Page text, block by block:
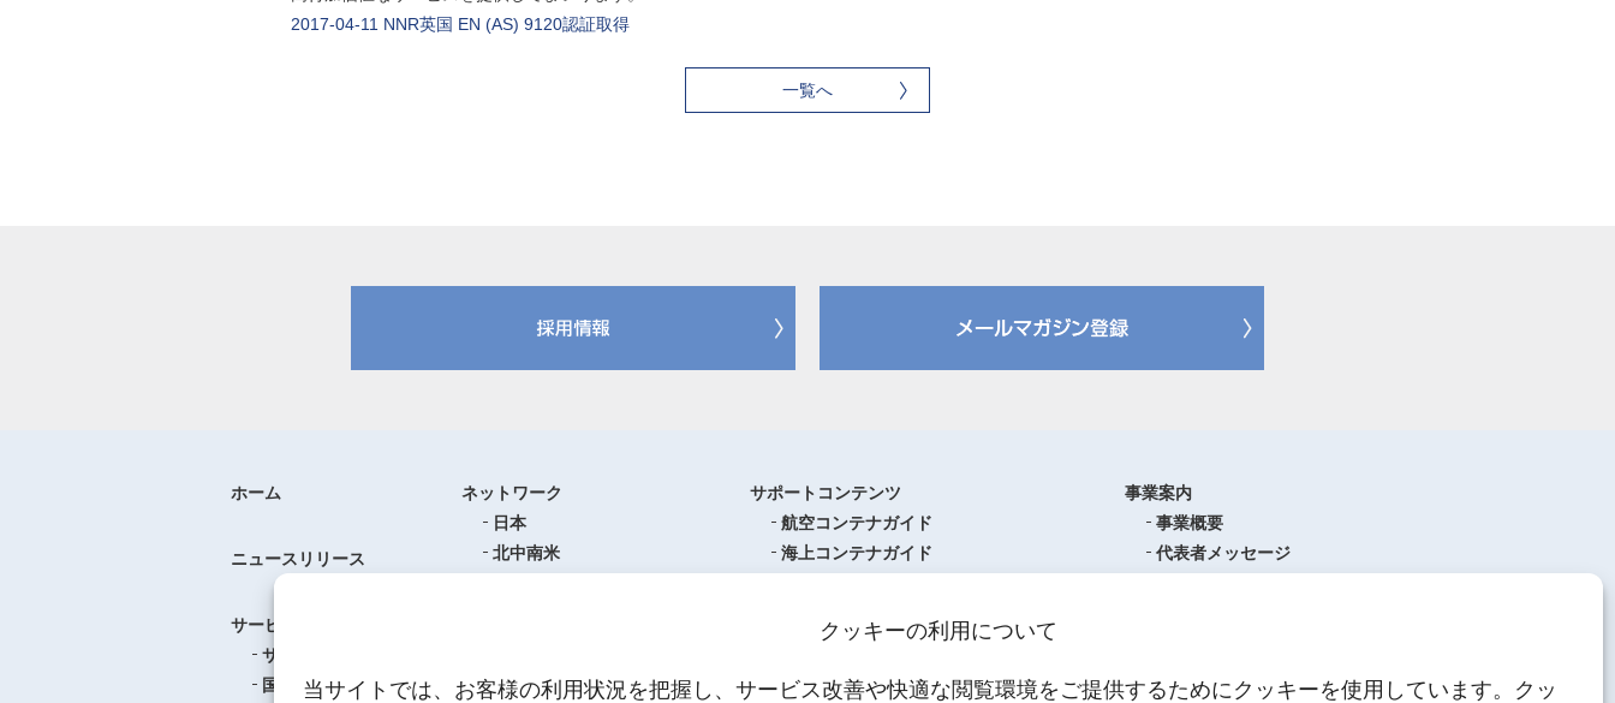
クッキーの利用について
当サイトでは、お客様の利用状況を把握し、サービス改善や快適な閲覧環境をご提供するためにクッキーを使用しています。クッ
2017-04-11 NNR英国 EN (AS) 9120認証取得
一覧へ
ホーム
ニュースリリース
サービス
サービスのご案内
国際航空貨物輸送
ネットワーク
日本
北中南米
サポートコンテンツ
航空コンテナガイド
海上コンテナガイド
物流関係用語集（一覧・詳細）
事業案内
事業概要
代表者メッセージ
AEO制度について